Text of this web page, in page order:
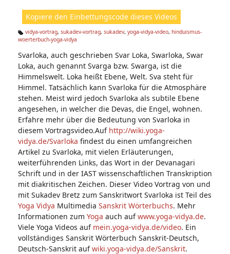
n:
Kopiere den Einbettungscode dieses Videos
Ta
s:
vidya-vortrag, sukadev-vortrag, sukadev, yoga-vidya-video, hinduismus-
woerterbuch-yoga-vidya
Svarloka, auch geschrieben Svar Loka, Swarloka, Swar
Loka, auch genannt Svarga bzw. Swarga, ist die
Himmelswelt. Loka heißt Ebene, Welt. Sva steht für
Himmel. Tatsächlich kann Svarloka für die Atmosphäre
stehen. Meist wird jedoch Svarloka als subtile Ebene
angesehen, in welcher die Devas, die Engel, wohnen.
Erfahre mehr über die Bedeutung von Svarloka in
diesem Vortragsvideo.Auf http://wiki.yoga-
vidya.de/Svarloka findest du einen umfangreichen
Artikel zu Svarloka, mit vielen Erläuterungen,
weiterführenden Links, das Wort in der Devanagari
Schrift und in der IAST wissenschaftlichen Transkription
mit diakritischen Zeichen. Dieser Video Vortrag von und
mit Sukadev Bretz zum Sanskritwort Svarloka ist Teil des
Yoga Vidya Multimedia Sanskrit Wörterbuchs. Mehr
Informationen zum Yoga auch aufwww.yoga-vidya.de.
Viele Yoga Videos auf mein.yoga-vidya.de/video. Ein
vollständiges Sanskrit Wörterbuch Sanskrit-Deutsch,
Deutsch-Sanskrit aufwiki.yoga-vidya.de/Sanskrit.